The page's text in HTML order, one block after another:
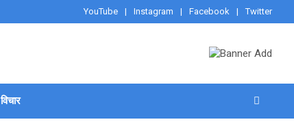
YouTube Instagram Facebook Twitter
विचार